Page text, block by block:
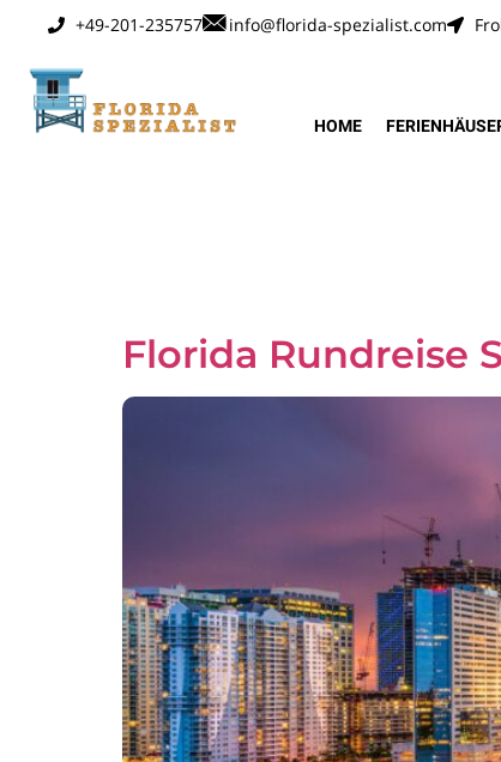
+49-201-235757 info@florida-spezialist.com
HOME
Florida Rundreise